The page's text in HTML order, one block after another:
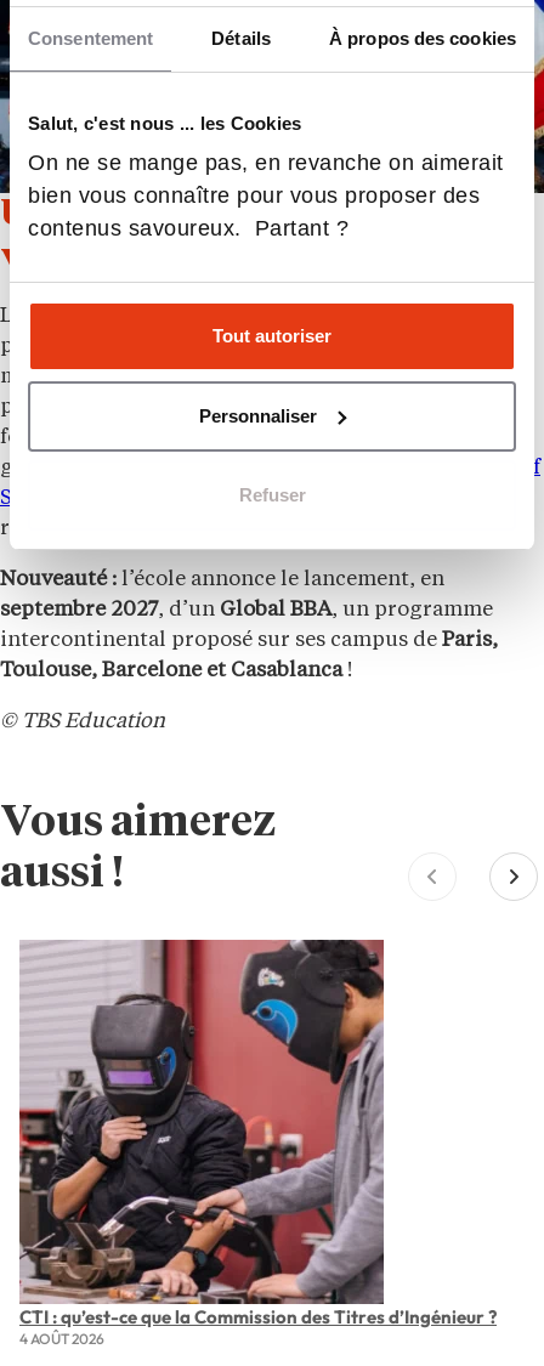
Consentement Détails À propos des cookies
Salut, c'est nous ... les Cookies
On ne se mange pas, en revanche on aimerait
bien vous connaître pour vous proposer des
contenus savoureux. Partant ?
Tout autoriser
Personnaliser
Refuser
Un campus innovant et tourné
vers l’avenir
Le nouveau campus de TBS Education, s’étend sur
près de
. Il incarne la vision d’une école
moderne, inclusive etéco-responsable. L’école
propose sur ce campus une offre complète de
formations : un Bachelor in Management (visé et
gradé en France et accrédité au Maroc), des
Masters of
Science
(MSc) en finance, logistique, marketing ou
ressources humaines et un Executive MBA.
Nouveauté : l’école annonce le lancement, en
septembre 2027, d’un Global BBA, un programme
intercontinental proposé sur ses campus de Paris,
Toulouse, Barcelone et Casablanca!
© TBS Education
Vous aimerez
aussi !
CTI : qu’est-ce que la Commission des Titres d’Ingénieur ?
4 AOÛT 2026